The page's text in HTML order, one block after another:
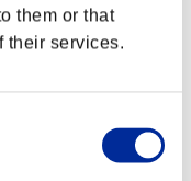
them or that
their services.